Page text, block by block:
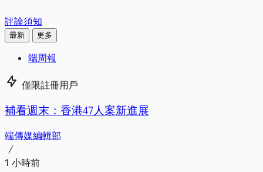
評論須知
最新 更多
端周報
僅限註冊用戶
補看週末：香港47人案新進展
端傳媒編輯部
1 小時前